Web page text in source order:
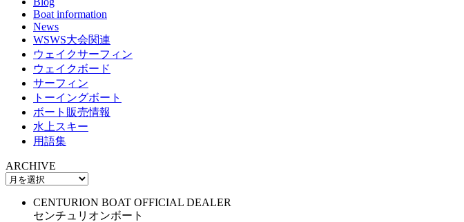
Boat information
News
WSWS大会関連
ウェイクサーフィン
ウェイクボード
サーフィン
トーイングボート
ボート販売情報
水上スキー
用語集
ARCHIVE
CENTURION BOAT OFFICIAL DEALER
センチュリオンボート